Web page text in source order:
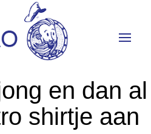
en dan al
shirtje aan